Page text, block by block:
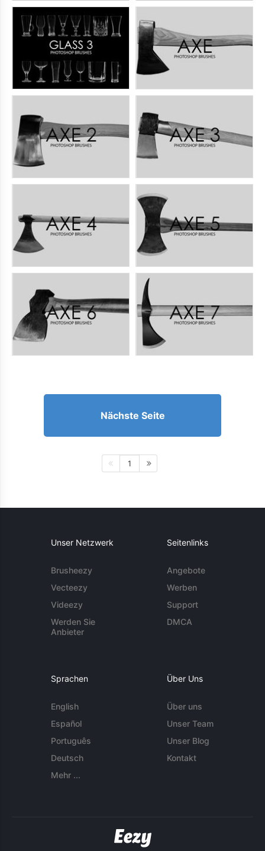
Nächste Seite
1
Unser Netzwerk
Brusheezy
Vecteezy
Videezy
Werden Sie
Anbieter
Seitenlinks
Angebote
Werben
Support
DMCA
Sprachen
English
Español
Português
Deutsch
Mehr ...
Über Uns
Über uns
Unser Team
Unser Blog
Kontakt